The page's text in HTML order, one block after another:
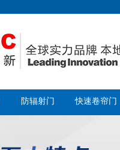
防辐射门 快速卷帘门